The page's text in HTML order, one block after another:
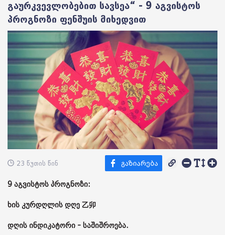
გაურკვევლობებით სავსეა“ - 9 აგვისტოს
პროგნოზი ფენშუის მიხედვით
23 წუთის წინ
9 აგვისტოს პროგნოზი:
ხის კურდღლის დღე 乙卯
დღის ინდიკატორი - საშიშროება.